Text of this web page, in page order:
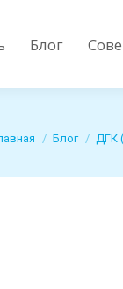
Блог
здесь:Блог ДГК
Блог